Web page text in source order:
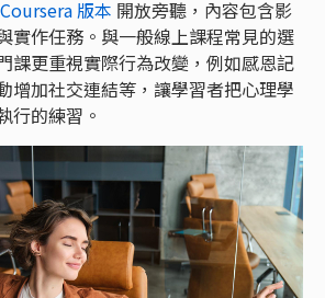
Coursera 版本 開放旁聽，內容包含影
實作任務。與一般線上課程常見的選
課更重視實際行為改變，例如感恩記
增加社交連結等，讓學習者把心理學
行的練習。